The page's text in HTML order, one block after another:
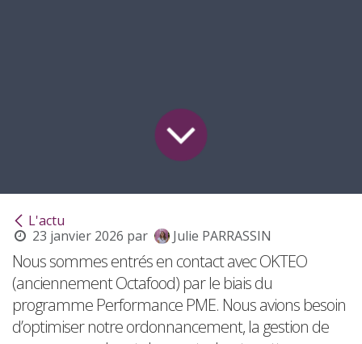
L'actu
23 janvier 2026 par Julie PARRASSIN
Nous sommes entrés en contact avec OKTEO
(anciennement Octafood) par le biais du
programme Performance PME. Nous avions besoin
d’optimiser notre ordonnancement, la gestion de